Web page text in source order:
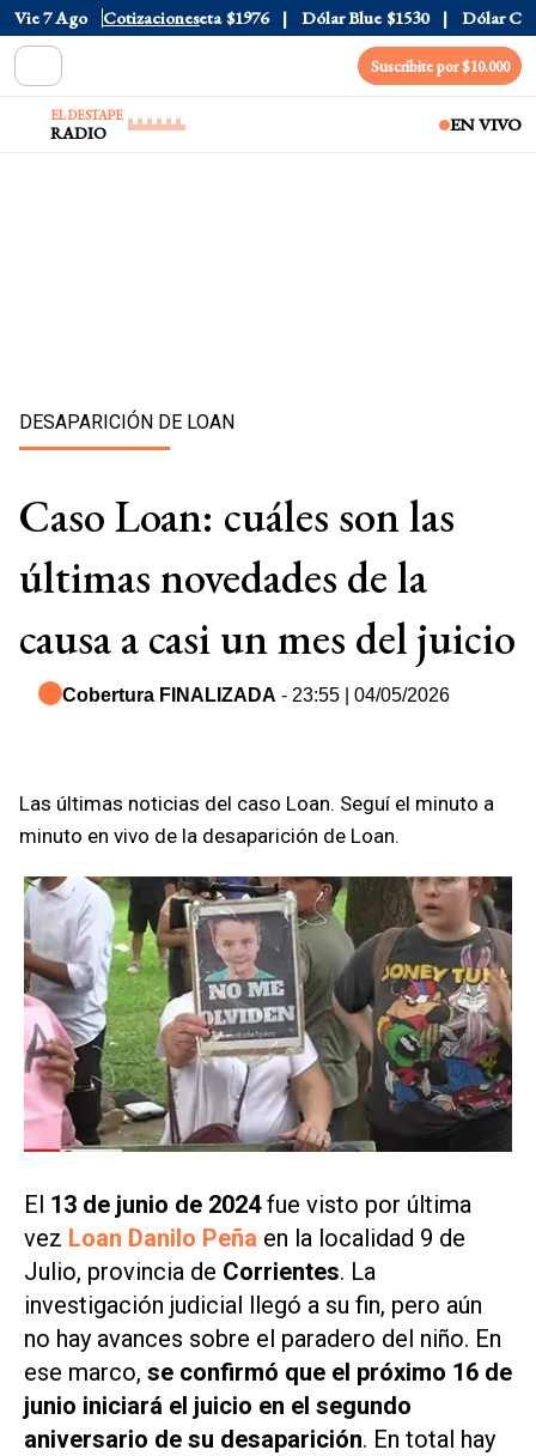
Vie 7 Ago Cotizaciones
$1520 Dólar Tarjeta $1976 Dólar Blue $1530 Dólar CCL
Suscribite por $10.000
EL DESTAPE
RADIO EN VIVO
DESAPARICIÓN DE LOAN
Caso Loan: cuáles son las
últimas novedades de la
causa a casi un mes del juicio
Cobertura FINALIZADA - 23:55 | 04/05/2026
Las últimas noticias del caso Loan. Seguí el minuto a
minuto en vivo de la desaparición de Loan.
El 13 de junio de 2024fue visto por última
vez Loan Danilo Peña en la localidad 9 de
Julio, provincia de Corrientes. La
investigación judicial llegó a su fin, pero aún
no hay avances sobre el paradero del niño. En
ese marco, se confirmó que el próximo 16 de
junio iniciará el juicio en el segundo
aniversario de su desaparición. En total hay